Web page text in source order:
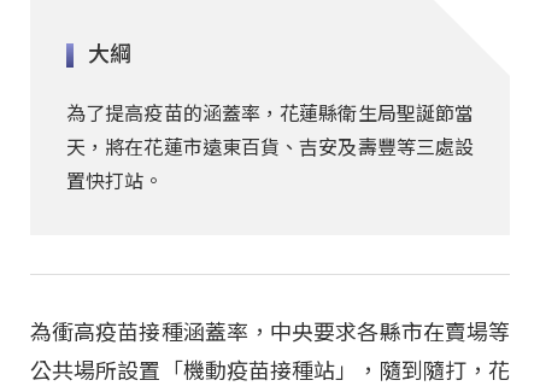
大綱
為了提高疫苗的涵蓋率，花蓮縣衛生局聖誕節當
天，將在花蓮市遠東百貨、吉安及壽豐等三處設
置快打站。
為衝高疫苗接種涵蓋率，中央要求各縣市在賣場等
公共場所設置「機動疫苗接種站」，隨到隨打，花